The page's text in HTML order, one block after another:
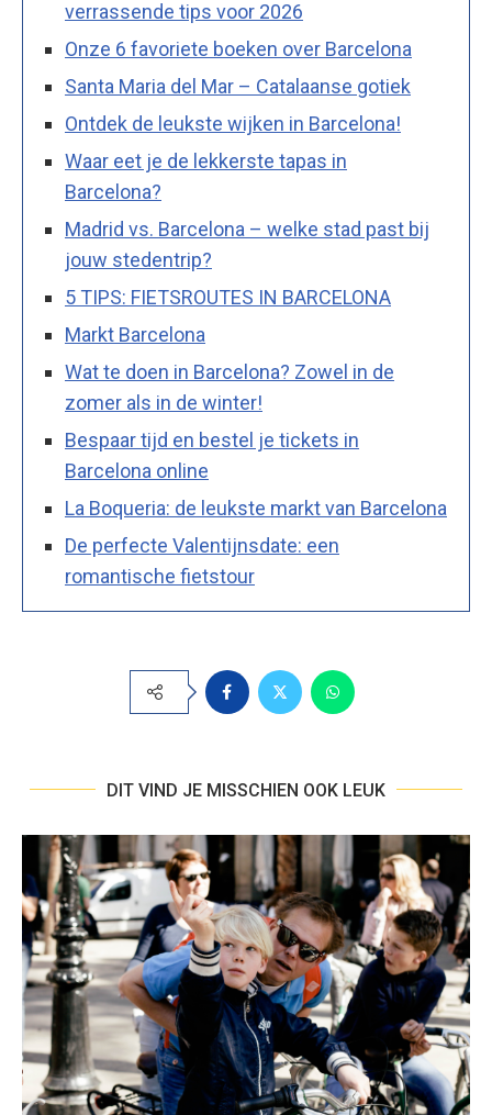
verrassende tips voor 2026
Onze 6 favoriete boeken over Barcelona
Santa Maria del Mar – Catalaanse gotiek
Ontdek de leukste wijken in Barcelona!
Waar eet je de lekkerste tapas in
Barcelona?
Madrid vs. Barcelona – welke stad past bij
jouw stedentrip?
5 TIPS: FIETSROUTES IN BARCELONA
Markt Barcelona
Wat te doen in Barcelona? Zowel in de
zomer als in de winter!
Bespaar tijd en bestel je tickets in
Barcelona online
La Boqueria: de leukste markt van Barcelona
De perfecte Valentijnsdate: een
romantische fietstour
DIT VIND JE MISSCHIEN OOK LEUK